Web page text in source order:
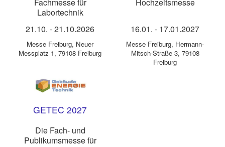
Fachmesse für
Labortechnik
21.10. -21.10.2026
Messe Freiburg, Neuer
Messplatz 1, 79108 Freiburg
Hochzeitsmesse
16.01. - 17.01.2027
Messe Freiburg, Hermann-
Mitsch-Straße 3, 79108
Freiburg
GETEC 2027
Die Fach- und
Publikumsmesse für